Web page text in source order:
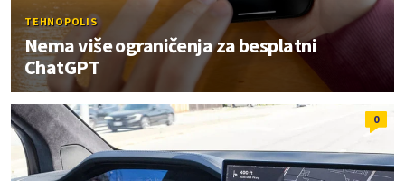
TEHNOPOLIS
Nema više ograničenja za besplatni
ChatGPT
0